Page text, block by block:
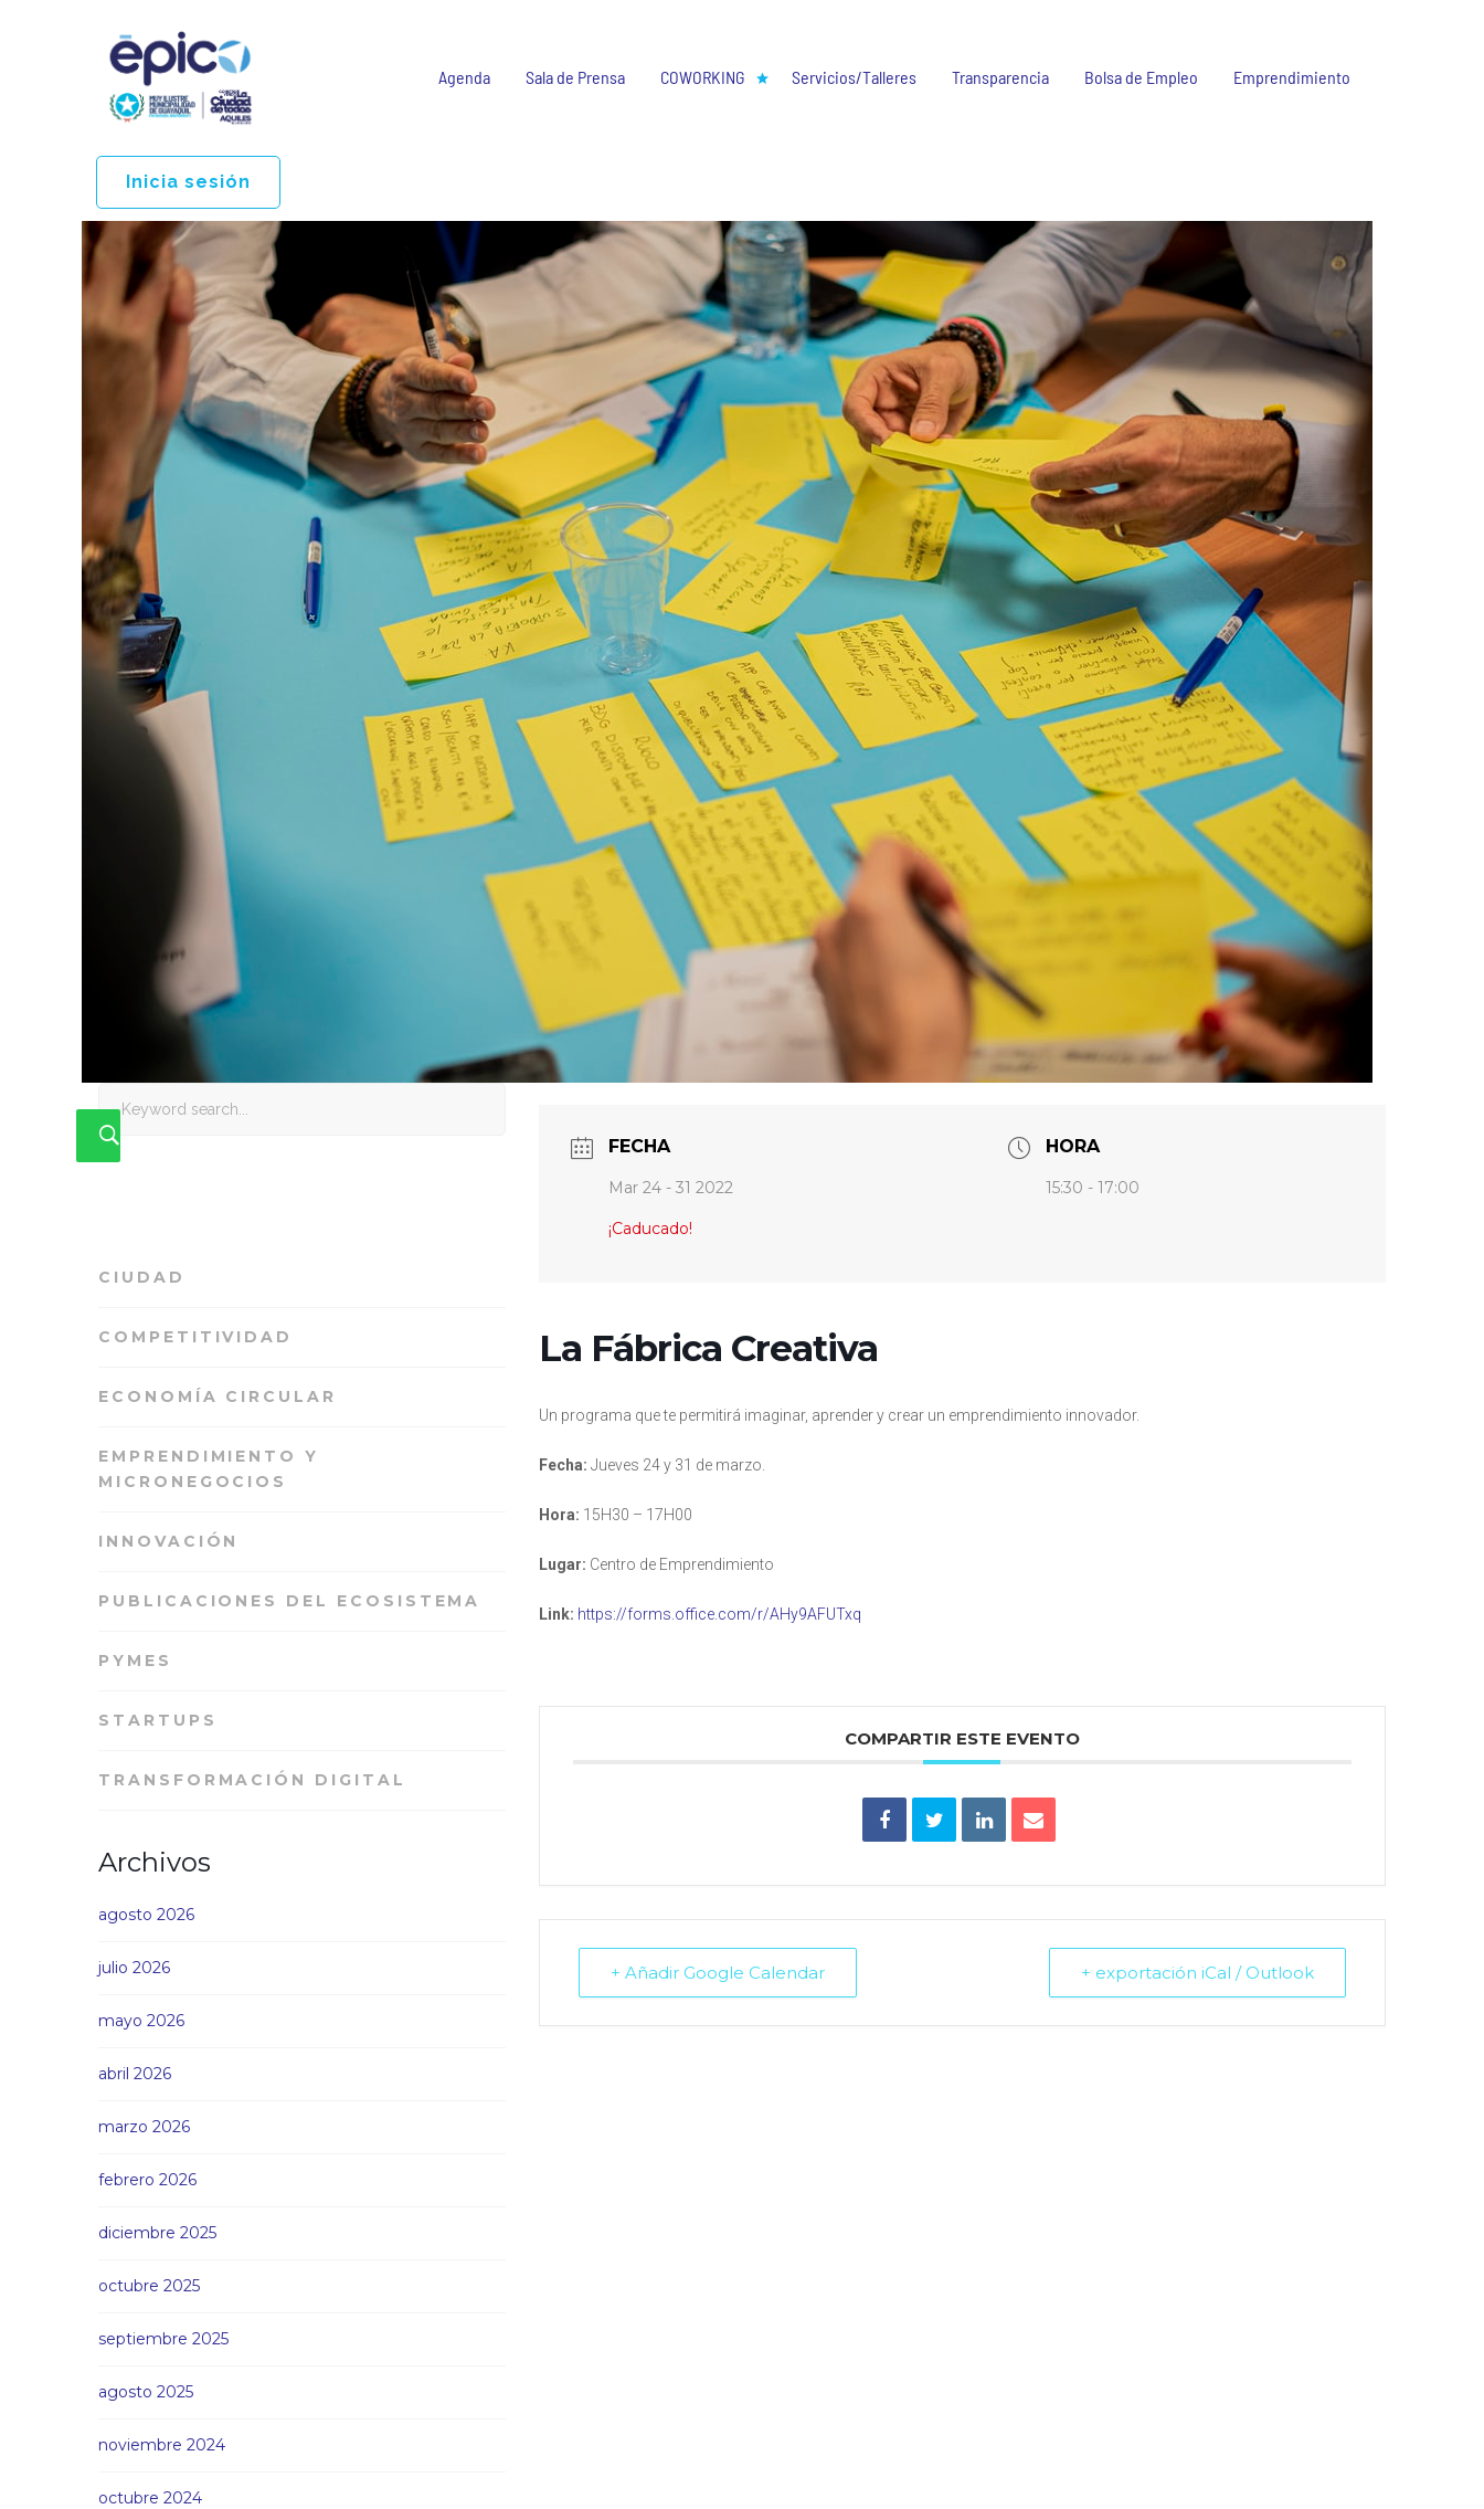
Agenda Sala de Prensa COWORKING Servicios/Talleres Transparencia Bolsa de Empleo Emprendimiento
Inicia sesión
CIUDAD
COMPETITIVIDAD
ECONOMÍA CIRCULAR
EMPRENDIMIENTO Y
MICRONEGOCIOS
INNOVACIÓN
PUBLICACIONES DEL ECOSISTEMA
PYMES
STARTUPS
TRANSFORMACIÓN DIGITAL
Archivos
agosto 2026
julio 2026
mayo 2026
abril 2026
marzo 2026
febrero 2026
diciembre 2025
octubre 2025
septiembre 2025
agosto 2025
noviembre 2024
octubre 2024
FECHA
Mar 24 - 31 2022
¡Caducado!
HORA
15:30 - 17:00
La Fábrica Creativa
Un programa que te permitirá imaginar, aprender y crear un emprendimiento innovador.
Fecha: Jueves 24 y 31 de marzo.
Hora: 15H30 – 17H00
Lugar: Centro de Emprendimiento
Link: https://forms.office.com/r/AHy9AFUTxq
COMPARTIR ESTE EVENTO
+ Añadir Google Calendar + exportación iCal / Outlook